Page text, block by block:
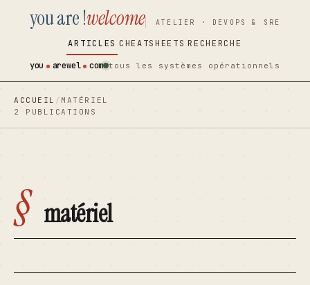
contenu
principal
contenu
principal
you are !welcome ATELIER · DEVOPS & SRE
ARTICLES CHEATSHEETS RECHERCHE
you
arewel com tous les systèmes opérationnels
ACCUEIL / MATÉRIEL
2 PUBLICATIONS
§ matériel